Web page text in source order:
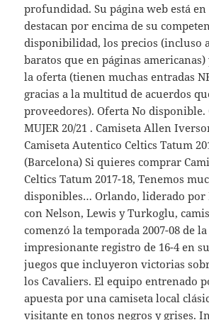
profundidad. Su página web está
destacan por encima de su
disponibilidad, los precios (incluso
baratos que en páginas
la oferta (tienen muchas entradas
gracias a la multitud de acuerdos
proveedores). Oferta No disponible.
MUJER 20/21 . Camiseta Allen
Camiseta Autentico Celtics Tatum
(Barcelona) Si quieres comprar
Celtics Tatum 2017-18, Tenemos
disponibles… Orlando, liderado
con Nelson, Lewis y Turkoglu,
comenzó la temporada 2007-08 de
impresionante registro de 16-4 en
juegos que incluyeron victorias
los Cavaliers. El equipo entrenado
apuesta por una camiseta local
visitante en tonos negros y grises.